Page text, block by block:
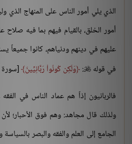
الذي يلي أمور الناس على المنهاج الذي
أمور الخلق، بالقيام فيهم بما فيه صلاح
عليهم في دينهم ودنياهم، كانوا جميعاً
في قوله 
: وَلَكِن كُونُواْ رَبَّانِيِّينَ [سورة
فالربانيون إذاً هم عماد الناس في الفقه
ولذلك قال مجاهد: وهم فوق الأحبار؛ لأن
الجامع إلى العلم والفقه والبصر بالسياسة